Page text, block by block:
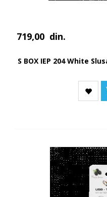
719,00 din.
S BOX IEP 204 White